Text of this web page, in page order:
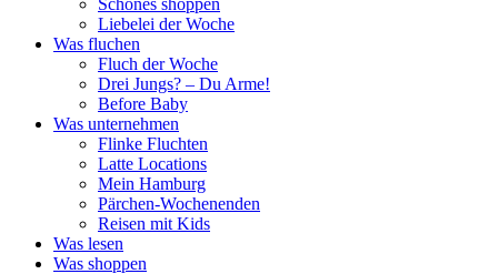
Schönes shoppen
Liebelei der Woche
Was fluchen
Fluch der Woche
Drei Jungs? – Du Arme!
Before Baby
Was unternehmen
Flinke Fluchten
Latte Locations
Mein Hamburg
Pärchen-Wochenenden
Reisen mit Kids
Was lesen
Was shoppen